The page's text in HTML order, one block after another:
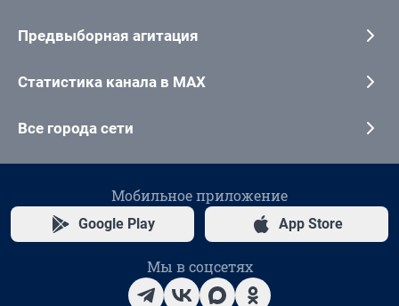
Предвыборная агитация
Статистика канала в MAX
Все города сети
Мобильное приложение
Google Play App Store
Мы в соцсетях